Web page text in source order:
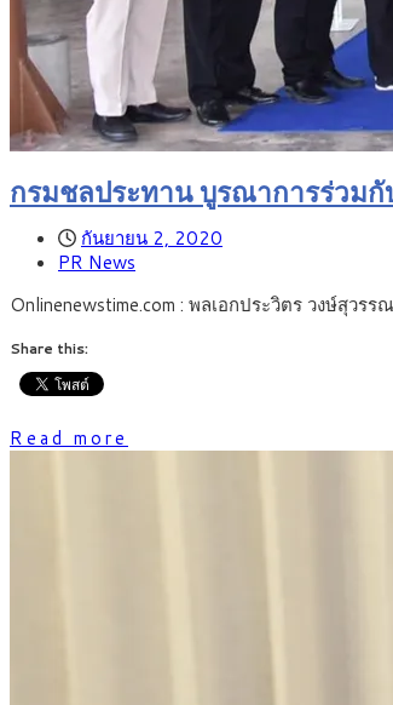
กรมชลประทาน บูรณาการร่วม
กันยายน 2, 2020
PR News
Onlinenewstime.com : พลเอกประวิตร วงษ์สุวรร
Share this:
Read more